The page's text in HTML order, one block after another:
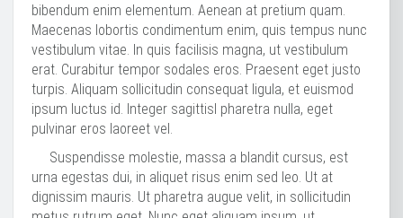
bibendum enim elementum. Aenean at pretium quam.
Maecenas lobortis condimentum enim, quis tempus nunc
vestibulum vitae. In quis facilisis magna, ut vestibulum
erat. Curabitur tempor sodales eros. Praesent eget justo
turpis. Aliquam sollicitudin consequat ligula, et euismod
ipsum luctus id. Integer sagittisl pharetra nulla, eget
pulvinar eros laoreet vel.
Suspendisse molestie, massa a blandit cursus, est
urna egestas dui, in aliquet risus enim sed leo. Ut at
dignissim mauris. Ut pharetra augue velit, in sollicitudin